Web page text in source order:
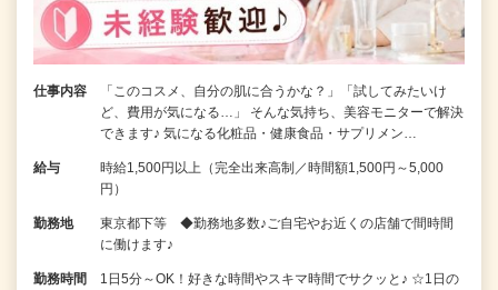
仕事内容
「このコスメ、自分の肌に合うかな？」「試してみたいけ
ど、費用が気になる…」 そんな気持ち、美容モニターで解決
できます♪ 気になる化粧品・健康食品・サプリメン…
給与
時給1,500円以上（完全出来高制／時間額1,500円～5,000
円）
勤務地
東京都下等 ◆勤務地多数♪ご自宅やお近くの店舗で間時間
に働けます♪
勤務時間
1日5分～OK！好きな時間やスキマ時間でサクッと♪ ☆1日の